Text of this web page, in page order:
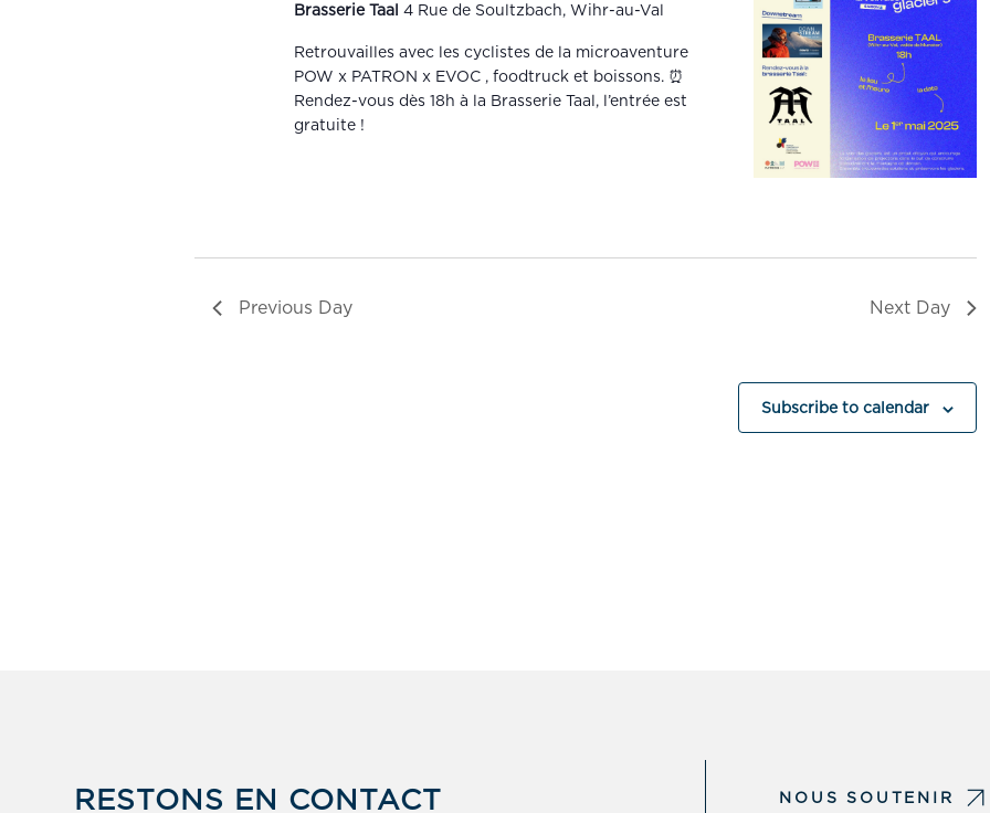
Brasserie Taal4 Rue de Soultzbach, Wihr-au-Val
Retrouvailles avec les cyclistes de la microaventure
POW x PATRON x EVOC , foodtruck et boissons. ⏰
Rendez-vous dès 18h à la Brasserie Taal, l’entrée est
gratuite !
Previous Day Next Day
Subscribe to calendar
RESTONS EN CONTACT NOUS SOUTENIR